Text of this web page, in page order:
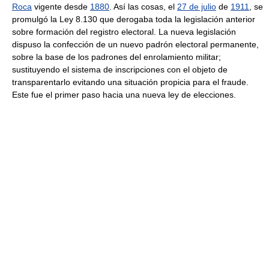
Roca vigente desde 1880. Así las cosas, el 27 de julio de 1911, se
promulgó la Ley 8.130 que derogaba toda la legislación anterior
sobre formación del registro electoral. La nueva legislación
dispuso la confección de un nuevo padrón electoral permanente,
sobre la base de los padrones del enrolamiento militar;
sustituyendo el sistema de inscripciones con el objeto de
transparentarlo evitando una situación propicia para el fraude.
Este fue el primer paso hacia una nueva ley de elecciones.